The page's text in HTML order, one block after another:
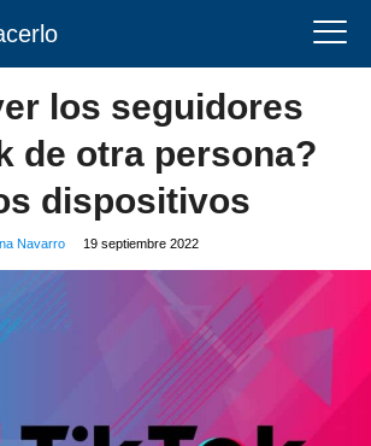
los seguidores
de otra persona?
dispositivos
Navarro 19 septiembre 2022